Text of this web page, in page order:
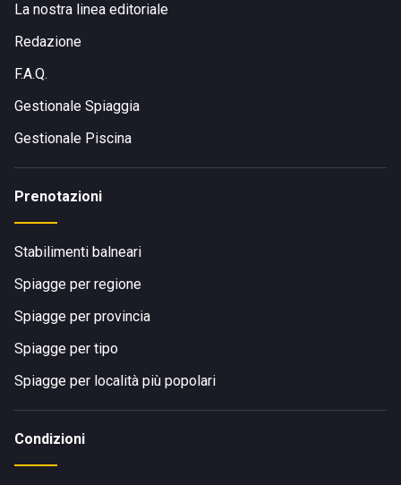
La nostra linea editoriale
Redazione
F.A.Q.
Gestionale Spiaggia
Gestionale Piscina
Prenotazioni
Stabilimenti balneari
Spiagge per regione
Spiagge per provincia
Spiagge per tipo
Spiagge per località più popolari
Condizioni